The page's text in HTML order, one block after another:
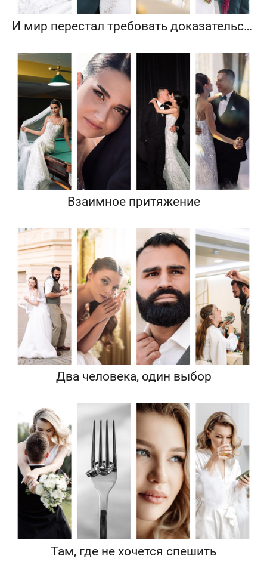
И мир перестал требовать доказательств
Взаимное притяжение
Два человека, один выбор
Там, где не хочется спешить